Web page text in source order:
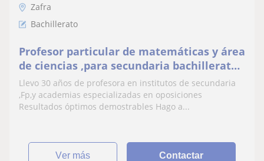
Zafra
Bachillerato
Profesor particular de matemáticas y área
de ciencias ,para secundaria bachillerato
y 1 de carrera de ciencias
Llevo 30 años de profesora en institutos de secundaria
,Fp,y academias especializadas en oposiciones
Resultados óptimos demostrables Hago a...
ver más Contactar